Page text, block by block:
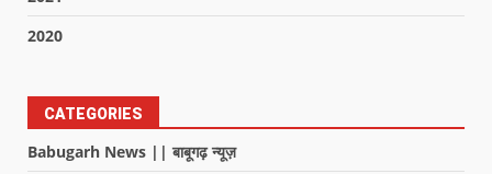
2020
CATEGORIES
Babugarh News || बाबूगढ़ न्यूज़